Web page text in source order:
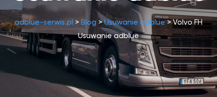
adblue-serwis.pl > Blog >Usuwanie adblue>Volvo FH
Usuwanie adblue